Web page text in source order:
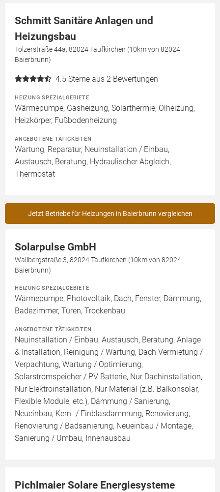
Schmitt Sanitäre Anlagen und
Heizungsbau
Tölzerstraße 44a, 82024 Taufkirchen (10km von 82024
Baierbrunn)
4.5 Sterne aus 2 Bewertungen
HEIZUNG SPEZIALGEBIETE
Wärmepumpe, Gasheizung, Solarthermie, Ölheizung,
Heizkörper, Fußbodenheizung
ANGEBOTENE TÄTIGKEITEN
Wartung, Reparatur, Neuinstallation / Einbau,
Austausch, Beratung, Hydraulischer Abgleich,
Thermostat
Jetzt Betriebe für Heizungen in Baierbrunn vergleichen
Solarpulse GmbH
Wallbergstraße 3, 82024 Taufkirchen (10km von 82024
Baierbrunn)
HEIZUNG SPEZIALGEBIETE
Wärmepumpe, Photovoltaik, Dach, Fenster, Dämmung,
Badezimmer, Türen, Trockenbau
ANGEBOTENE TÄTIGKEITEN
Neuinstallation / Einbau, Austausch, Beratung, Anlage
& Installation, Reinigung / Wartung, Dach Vermietung /
Verpachtung, Wartung / Optimierung,
Solarstromspeicher / PV Batterie, Nur Dachinstallation,
Nur Elektroinstallation, Nur Material (z.B. Balkonsolar,
Flexible Module, etc.), Dämmung / Sanierung,
Neueinbau, Kern- / Einblasdämmung, Renovierung,
Renovierung / Badsanierung, Neueinbau / Montage,
Sanierung / Umbau, Innenausbau
Pichlmaier Solare Energiesysteme